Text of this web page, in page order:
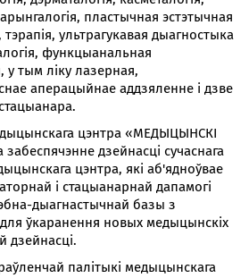
пластычная эстэтычная
тэрапія, ультрагукавая дыагностыка
функцыанальная
у тым ліку лазерная,
аперацыйнае аддзяленне і дзве
цэнтра «МЕДЫЦЫНСКІ
дзейнасці сучаснага
цэнтра, які аб'ядноўвае
і стацыанарнай дапамогі
дыагнастычнай базы з
ўкаранення новых медыцынскіх
дзейнасці.
палітыкі медыцынскага